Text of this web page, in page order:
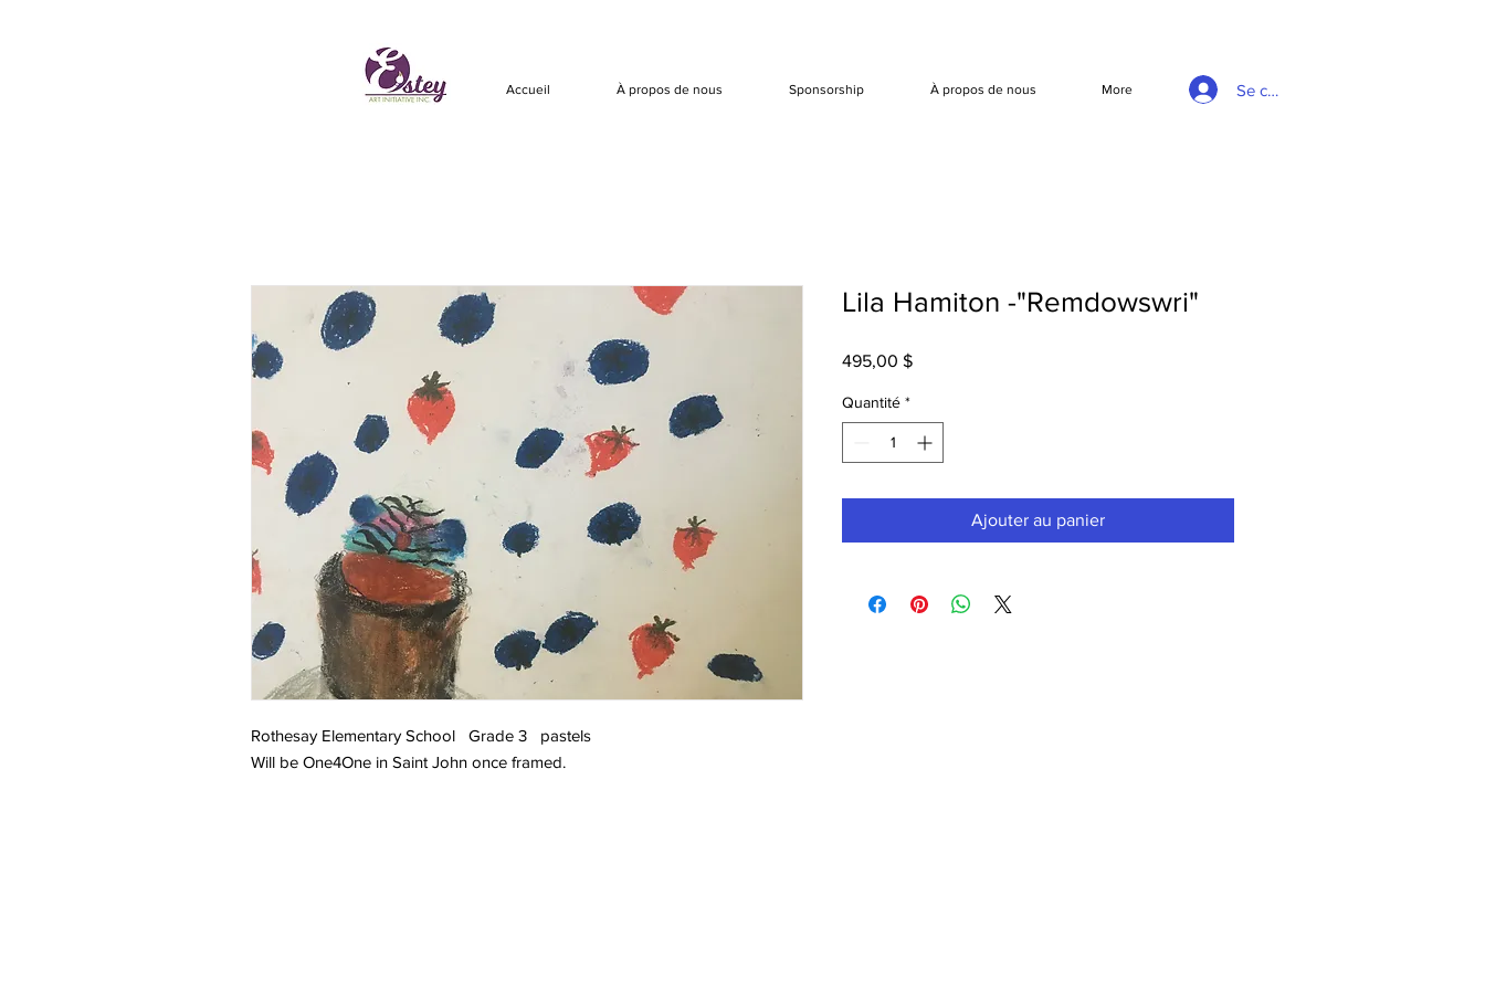
Accueil À propos de nous Sponsorship À propos de nous More Se connecter
Rothesay Elementary School Grade 3 pastels
Will be One4One in Saint John once framed.
Lila Hamiton -"Remdowswri"
495,00 $Prix
Quantité *
Ajouter au panier